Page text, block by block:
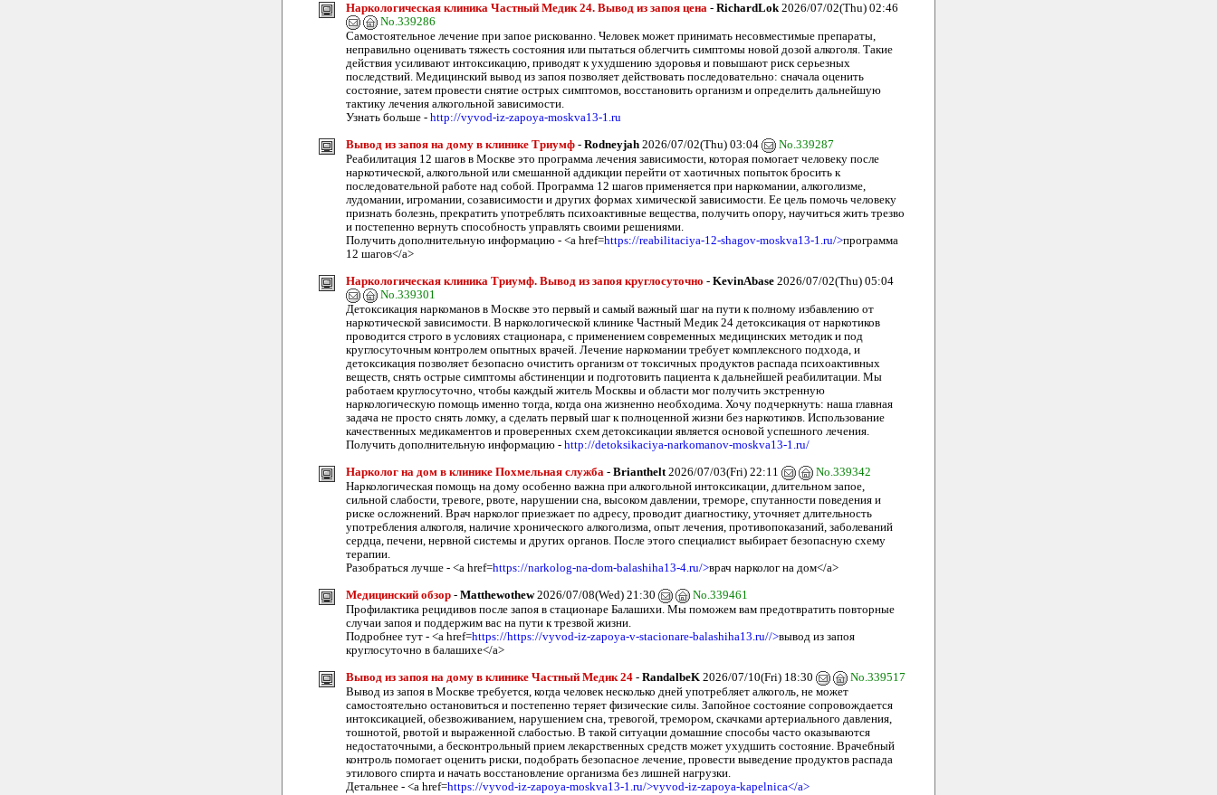
Наркологическая клиника Частный Медик 24. Вывод из запоя цена - RichardLok 2026/07/02(Thu) 02:46
No.339286
Самостоятельное лечение при запое рискованно. Человек может принимать несовместимые препараты,
неправильно оценивать тяжесть состояния или пытаться облегчить симптомы новой дозой алкоголя. Такие
действия усиливают интоксикацию, приводят к ухудшению здоровья и повышают риск серьезных
последствий. Медицинский вывод из запоя позволяет действовать последовательно: сначала оценить
состояние, затем провести снятие острых симптомов, восстановить организм и определить дальнейшую
тактику лечения алкогольной зависимости.
Узнать больше - http://vyvod-iz-zapoya-moskva13-1.ru
Вывод из запоя на дому в клинике Триумф - Rodneyjah 2026/07/02(Thu) 03:04
No.339287
Реабилитация 12 шагов в Москве это программа лечения зависимости, которая помогает человеку после
наркотической, алкогольной или смешанной аддикции перейти от хаотичных попыток бросить к
последовательной работе над собой. Программа 12 шагов применяется при наркомании, алкоголизме,
лудомании, игромании, созависимости и других формах химической зависимости. Ее цель помочь человеку
признать болезнь, прекратить употреблять психоактивные вещества, получить опору, научиться жить трезво
и постепенно вернуть способность управлять своими решениями.
Получить дополнительную информацию - <a href=https://reabilitaciya-12-shagov-moskva13-1.ru/>программа
12 шагов</a>
Наркологическая клиника Триумф. Вывод из запоя круглосуточно - KevinAbase 2026/07/02(Thu) 05:04
No.339301
Детоксикация наркоманов в Москве это первый и самый важный шаг на пути к полному избавлению от
наркотической зависимости. В наркологической клинике Частный Медик 24 детоксикация от наркотиков
проводится строго в условиях стационара, с применением современных медицинских методик и под
круглосуточным контролем опытных врачей. Лечение наркомании требует комплексного подхода, и
детоксикация позволяет безопасно очистить организм от токсичных продуктов распада психоактивных
веществ, снять острые симптомы абстиненции и подготовить пациента к дальнейшей реабилитации. Мы
работаем круглосуточно, чтобы каждый житель Москвы и области мог получить экстренную
наркологическую помощь именно тогда, когда она жизненно необходима. Хочу подчеркнуть: наша главная
задача не просто снять ломку, а сделать первый шаг к полноценной жизни без наркотиков. Использование
качественных медикаментов и проверенных схем детоксикации является основой успешного лечения.
Получить дополнительную информацию - http://detoksikaciya-narkomanov-moskva13-1.ru/
Нарколог на дом в клинике Похмельная служба - Brianthelt2026/07/03(Fri) 22:11
No.339342
Наркологическая помощь на дому особенно важна при алкогольной интоксикации, длительном запое,
сильной слабости, тревоге, рвоте, нарушении сна, высоком давлении, треморе, спутанности поведения и
риске осложнений. Врач нарколог приезжает по адресу, проводит диагностику, уточняет длительность
употребления алкоголя, наличие хронического алкоголизма, опыт лечения, противопоказаний, заболеваний
сердца, печени, нервной системы и других органов. После этого специалист выбирает безопасную схему
терапии.
Разобраться лучше - <a href=https://narkolog-na-dom-balashiha13-4.ru/>врач нарколог на дом</a>
Медицинский обзор - Matthewothew2026/07/08(Wed) 21:30
No.339461
Профилактика рецидивов после запоя в стационаре Балашихи. Мы поможем вам предотвратить повторные
случаи запоя и поддержим вас на пути к трезвой жизни.
Подробнее тут - <a href=https://https://vyvod-iz-zapoya-v-stacionare-balashiha13.ru//>вывод из запоя
круглосуточно в балашихе</a>
Вывод из запоя на дому в клинике Частный Медик 24 - RandalbeK 2026/07/10(Fri) 18:30
No.339517
Вывод из запоя в Москве требуется, когда человек несколько дней употребляет алкоголь, не может
самостоятельно остановиться и постепенно теряет физические силы. Запойное состояние сопровождается
интоксикацией, обезвоживанием, нарушением сна, тревогой, тремором, скачками артериального давления,
тошнотой, рвотой и выраженной слабостью. В такой ситуации домашние способы часто оказываются
недостаточными, а бесконтрольный прием лекарственных средств может ухудшить состояние. Врачебный
контроль помогает оценить риски, подобрать безопасное лечение, провести выведение продуктов распада
этилового спирта и начать восстановление организма без лишней нагрузки.
Детальнее - <a href=https://vyvod-iz-zapoya-moskva13-1.ru/>vyvod-iz-zapoya-kapelnica</a>